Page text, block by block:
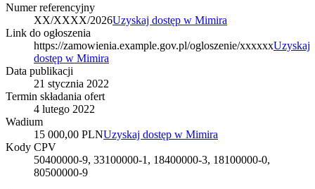
Numer referencyjny
XX/XXXX/2026Uzyskaj dostęp w Mimira
Link do ogłoszenia
https://zamowienia.example.gov.pl/ogloszenie/xxxxxxUzyskaj
dostęp w Mimira
Data publikacji
21 stycznia 2022
Termin składania ofert
4 lutego 2022
Wadium
15 000,00 PLNUzyskaj dostęp w Mimira
Kody CPV
50400000-9, 33100000-1, 18400000-3, 18100000-0,
80500000-9